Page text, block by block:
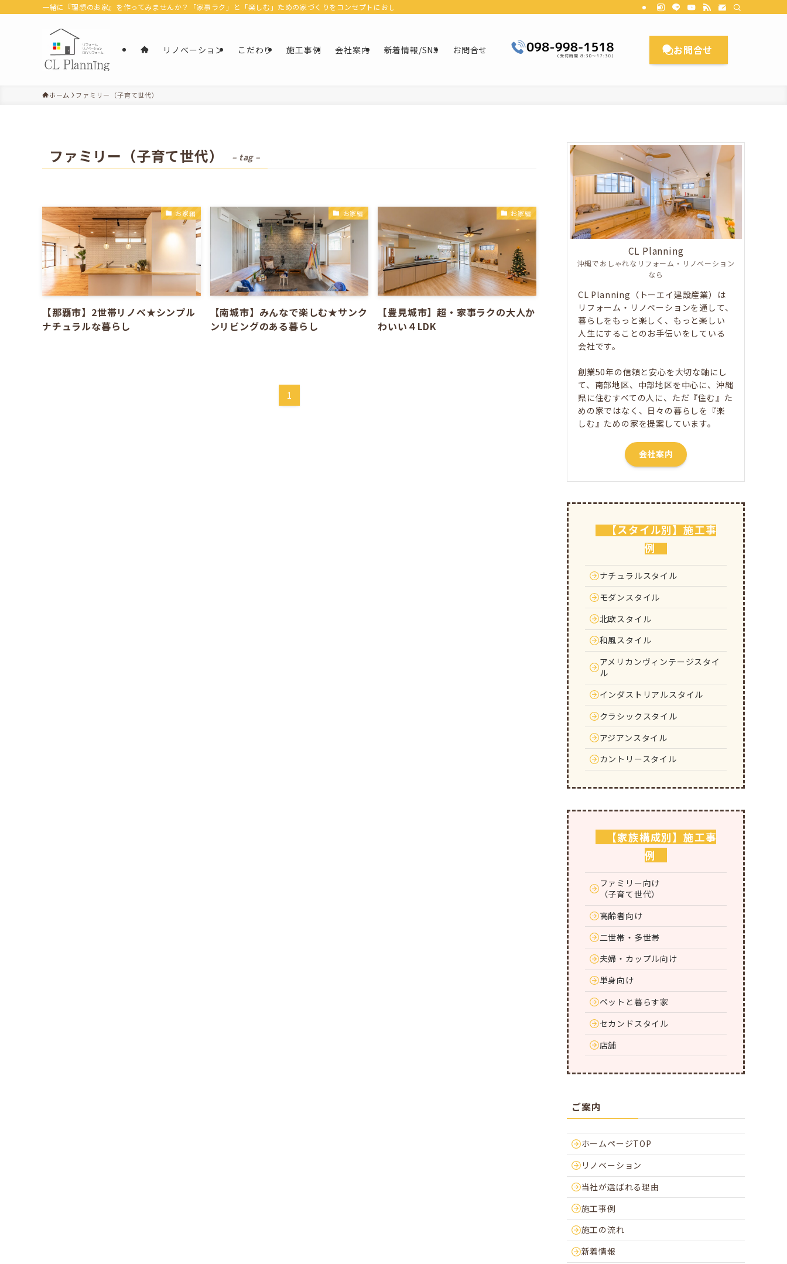
一緒に『理想のお家』を作ってみませんか？「家事ラク」と「楽しむ」ための家づくりをコンセプトにおしゃれなデザインにリフォーム＆リノベーションで理想のお家をカタチにします。CL Planningにご相談ください。沖
リノベーション こだわり 施工事例 会社案内 新着情報/SNS お問合せ お問合せ
ホーム ファミリー（子育て世代）
ファミリー（子育て世代） – tag –
お家編
【那覇市】2世帯リノベ★シンプル
ナチュラルな暮らし
お家編
【南城市】みんなで楽しむ★サンク
ンリビングのある暮らし
お家編
【豊見城市】超・家事ラクの大人か
わいい４LDK
1
CL Planning
沖縄でおしゃれなリフォーム・リノベーション
なら
CL Planning（トーエイ建設産業）は
リフォーム・リノベーションを通して、
暮らしをもっと楽しく、もっと楽しい
人生にすることのお手伝いをしている
会社です。
創業50年の信頼と安心を大切な軸にし
て、南部地区、中部地区を中心に、沖縄
県に住むすべての人に、ただ​『住む』た
めの家ではなく、日々の暮らしを『楽
しむ』ための家を提案しています。
会社案内
【スタイル別】施工事
例
ナチュラルスタイル
モダンスタイル
北欧スタイル
和風スタイル
アメリカンヴィンテージスタイ
ル
インダストリアルスタイル
クラシックスタイル
アジアンスタイル
カントリースタイル
【家族構成別】施工事
例
ファミリー向け
（子育て世代）
高齢者向け
二世帯・多世帯
夫婦・カップル向け
単身向け
ペットと暮らす家
セカンドスタイル
店舗
ご案内
ホームページTOP
リノベーション
当社が選ばれる理由
施工事例
施工の流れ
新着情報